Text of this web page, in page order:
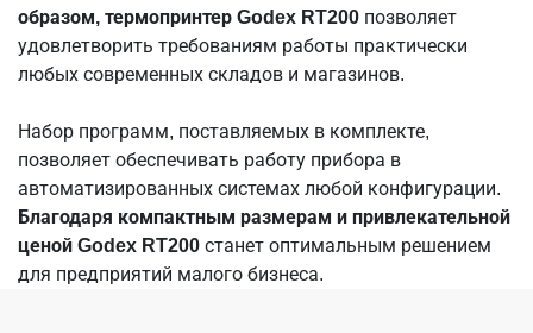
образом, термопринтер Godex RT200 позволяет
удовлетворить требованиям работы практически
любых современных складов и магазинов.
Набор программ, поставляемых в комплекте,
позволяет обеспечивать работу прибора в
автоматизированных системах любой конфигурации.
Благодаря компактным размерам и привлекательной
ценой Godex RT200 станет оптимальным решением
для предприятий малого бизнеса.